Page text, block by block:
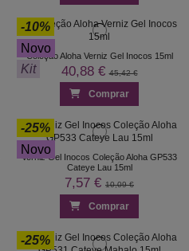
-10%
Novo
Kit
Coleção Aloha Verniz Gel Inocos 15ml
40,88 €45,42 €
Comprar
-25%
Novo
Verniz Gel Inocos Coleção Aloha GP533
Cateye Lau 15ml
7,57 € 10,09 €
Comprar
-25%